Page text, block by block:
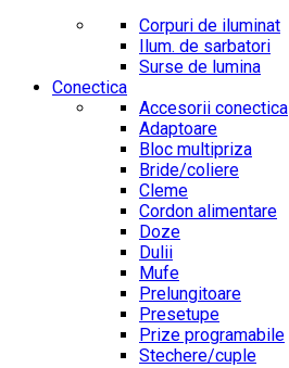
Corpuri de iluminat
Ilum. de sarbatori
Surse de lumina
Conectica
Accesorii conectica
Adaptoare
Bloc multipriza
Bride/coliere
Cleme
Cordon alimentare
Doze
Dulii
Mufe
Prelungitoare
Presetupe
Prize programabile
Stechere/cuple